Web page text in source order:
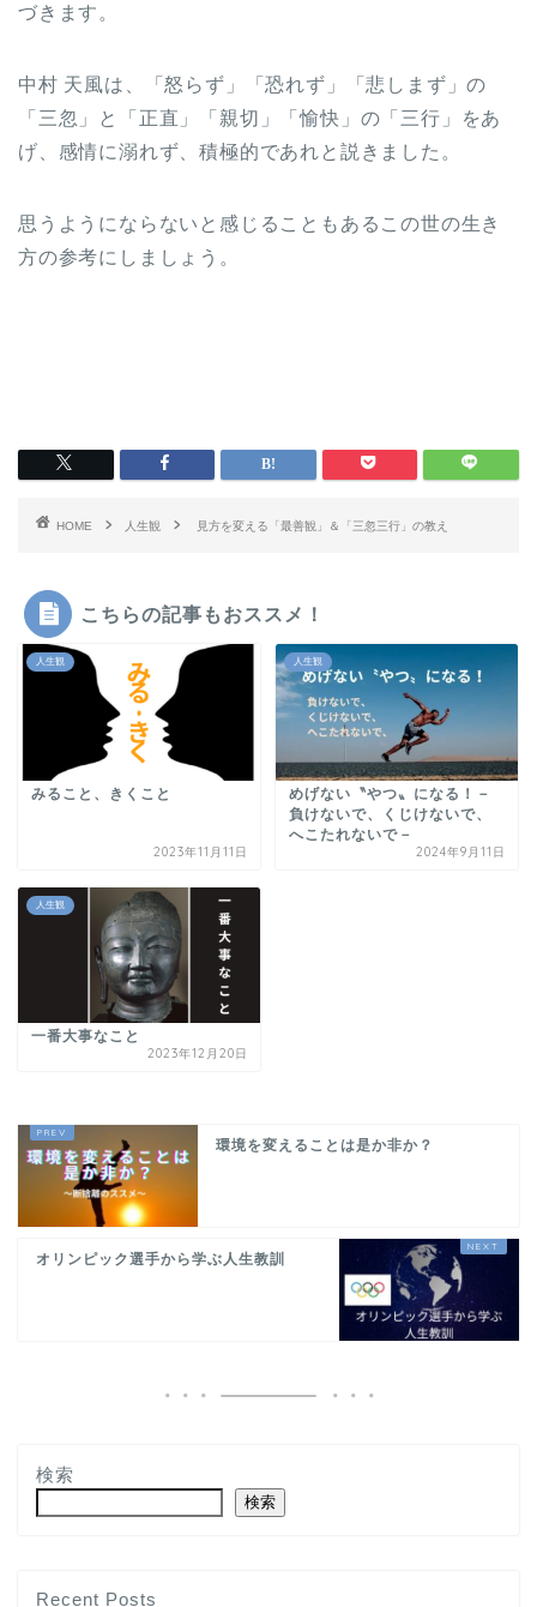
づきます。
中村 天風は、「怒らず」「恐れず」「悲しまず」の
「三忽」と「正直」「親切」「愉快」の「三行」をあ
げ、感情に溺れず、積極的であれと説きました。
思うようにならないと感じることもあるこの世の生き
方の参考にしましょう。
HOME 人生観 見方を変える「最善観」＆「三忽三行」の教え
こちらの記事もおススメ！
人生観
みること、きくこと
2023年11月11日
人生観
めげない〝やつ〟になる！－
負けないで、くじけないで、
へこたれないで－
2024年9月11日
人生観
一番大事なこと
2023年12月20日
環境を変えることは是か非か？
オリンピック選手から学ぶ人生教訓
検索
検索
Recent Posts